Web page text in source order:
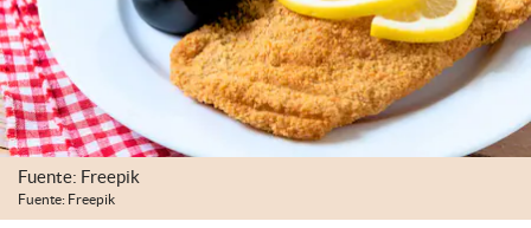
Mundial 2026
Eventos Corporativos
El Cronista Studio
Mediakit
abre en nueva pestaña
Argentina
Fuente: Freepik
Fuente: Freepik